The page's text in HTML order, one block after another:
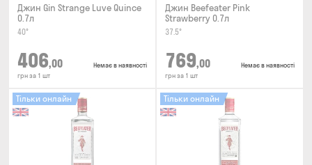
Джин Gin Strange Luve Quince
0.7л
40°
406,00
грн за 1 шт
Немає в наявності
Джин Beefeater Pink
Strawberry 0.7л
37.5°
769,00
грн за 1 шт
Немає в наявності
Тільки онлайн Тільки онлайн